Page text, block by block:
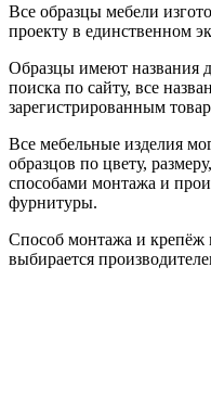
Все образцы мебели
проекту в единственном
Образцы имеют названия
поиска по сайту, все
зарегистрированным
Все мебельные изделия
образцов по цвету,
способами монтажа и
фурнитуры.
Способ монтажа и крепёж
выбирается